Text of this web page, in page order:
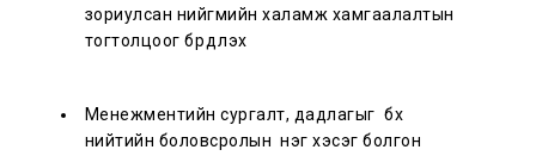
зориулсан нийгмийн халамж хамгаалалтын
тогтолцоог бүрдүүлэх
Менежментийн сургалт, дадлагыг бүх
нийтийн боловсролын нэг хэсэг болгон